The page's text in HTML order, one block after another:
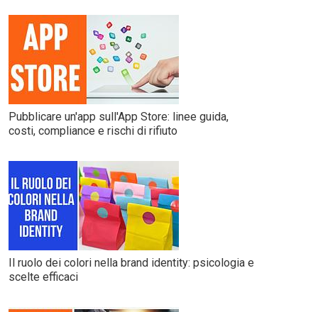
Pubblicare un'app sull'App Store: linee guida,
costi, compliance e rischi di rifiuto
Il ruolo dei colori nella brand identity: psicologia e
scelte efficaci